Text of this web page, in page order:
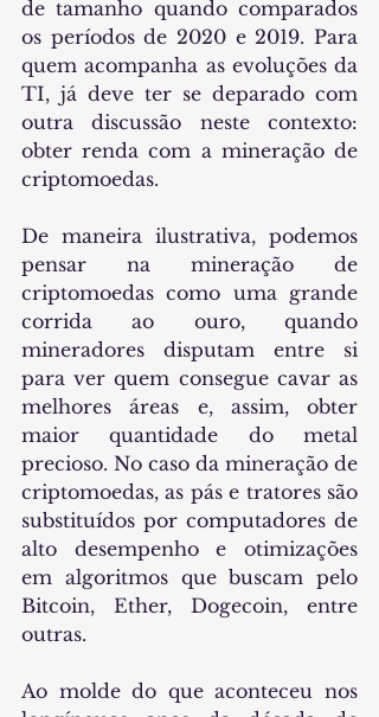
de tamanho quando comparados
os períodos de 2020 e 2019. Para
quem acompanha as evoluções da
TI, já deve ter se deparado com
outra discussão neste contexto:
obter renda com a mineração de
criptomoedas.
De maneira ilustrativa, podemos
pensar na mineração de
criptomoedas como uma grande
corrida ao ouro, quando
mineradores disputam entre si
para ver quem consegue cavar as
melhores áreas e, assim, obter
maior quantidade do metal
precioso. No caso da mineração de
criptomoedas, as pás e tratores são
substituídos por computadores de
alto desempenho e otimizações
em algoritmos que buscam pelo
Bitcoin, Ether, Dogecoin, entre
outras.
Ao molde do que aconteceu nos